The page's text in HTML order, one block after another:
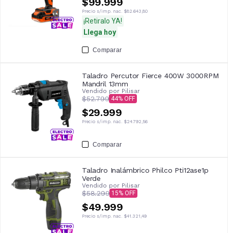
Precio s/imp. nac. $82.643,80
¡Retiralo YA!
Llega hoy
Comparar
Taladro Percutor Fierce 400W 3000RPM
Mandril 13mm
Vendido por Pilisar
$52.799 44
$29.999
Precio s/imp. nac. $24.792,56
Comparar
Taladro Inalámbrico Philco Pti12ase1p
Verde
Vendido por Pilisar
$58.299 15
$49.999
Precio s/imp. nac. $41.321,49